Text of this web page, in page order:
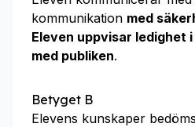
kommunikation med
Eleven uppvisar ledighet
med publiken.
Betyget B
Elevens kunskaper